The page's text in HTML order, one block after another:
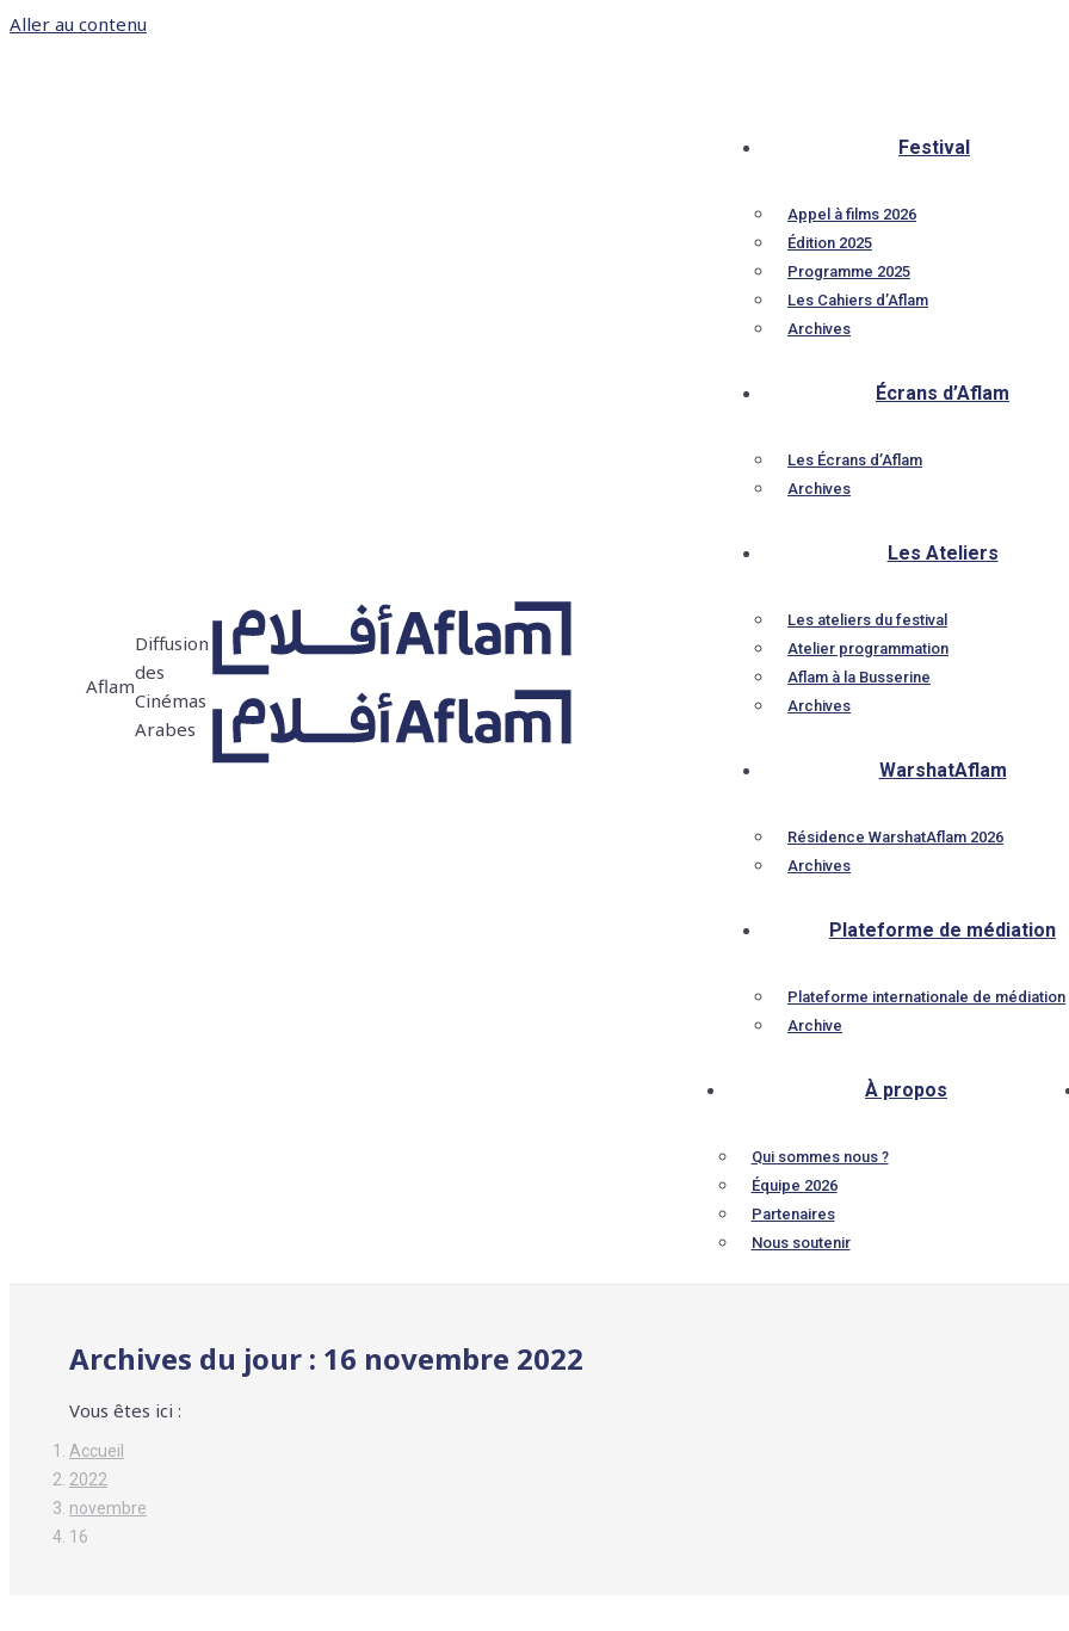
Aller au contenu
Aflam
Diffusion
des
Cinémas
Arabes
Festival
Appel à films 2026
Édition 2025
Programme 2025
Les Cahiers d’Aflam
Archives
Écrans d’Aflam
Les Écrans d’Aflam
Archives
Les Ateliers
Les ateliers du festival
Atelier programmation
Aflam à la Busserine
Archives
WarshatAflam
Résidence WarshatAflam 2026
Archives
Plateforme de médiation
Plateforme internationale de médiation
Archive
À propos
Qui sommes nous ?
Équipe 2026
Partenaires
Nous soutenir
Archives du jour : 16 novembre 2022
Vous êtes ici :
Accueil
2022
novembre
16